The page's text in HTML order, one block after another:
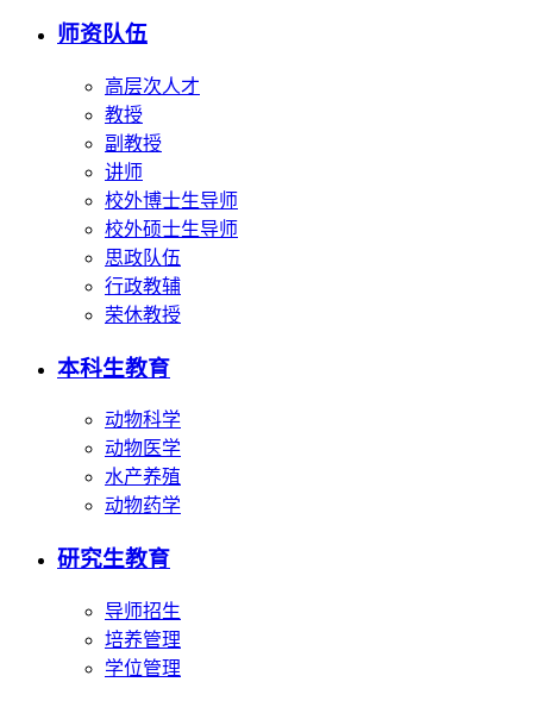
师资队伍
高层次人才
教授
副教授
讲师
校外博士生导师
校外硕士生导师
思政队伍
行政教辅
荣休教授
本科生教育
动物科学
动物医学
水产养殖
动物药学
研究生教育
导师招生
培养管理
学位管理